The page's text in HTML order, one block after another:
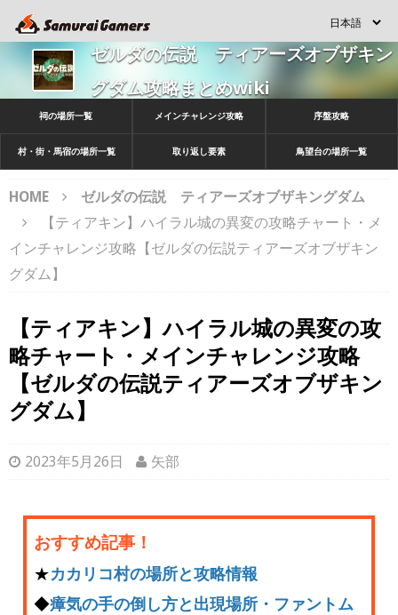
ゼルダの伝説 ティアーズオブザキン
グダム攻略まとめwiki
祠の場所一覧 メインチャレンジ攻略 序盤攻略
村・街・馬宿の場所一覧 取り返し要素 鳥望台の場所一覧
HOME
ゼルダの伝説 ティアーズオブザキングダム
【ティアキン】ハイラル城の異変の攻略チャート・メ
インチャレンジ攻略【ゼルダの伝説ティアーズオブザキン
グダム】
【ティアキン】ハイラル城の異変の攻
略チャート・メインチャレンジ攻略
【ゼルダの伝説ティアーズオブザキン
グダム】
2023年5月26日 矢部
おすすめ記事！
★カカリコ村の場所と攻略情報
◆瘴気の手の倒し方と出現場所・ファントム